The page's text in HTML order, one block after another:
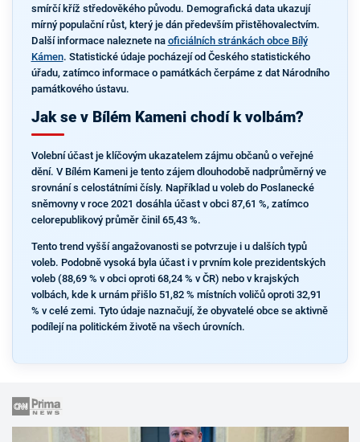
smírčí kříž středověkého původu. Demografická data ukazují
mírný populační růst, který je dán především přistěhovalectvím.
Další informace naleznete na oficiálních stránkách obce Bílý
Kámen. Statistické údaje pocházejí od Českého statistického
úřadu, zatímco informace o památkách čerpáme z dat Národního
památkového ústavu.
Jak se v Bílém Kameni chodí k volbám?
Volební účast je klíčovým ukazatelem zájmu občanů o veřejné
dění. V Bílém Kameni je tento zájem dlouhodobě nadprůměrný ve
srovnání s celostátními čísly. Například u voleb do Poslanecké
sněmovny v roce 2021 dosáhla účast v obci 87,61 %, zatímco
celorepublikový průměr činil 65,43 %.
Tento trend vyšší angažovanosti se potvrzuje i u dalších typů
voleb. Podobně vysoká byla účast i v prvním kole prezidentských
voleb (88,69 % v obci oproti 68,24 % v ČR) nebo v krajských
volbách, kde k urnám přišlo 51,82 % místních voličů oproti 32,91
% v celé zemi. Tyto údaje naznačují, že obyvatelé obce se aktivně
podílejí na politickém životě na všech úrovních.